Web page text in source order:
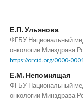
Е.П. Ульянова
ФГБУ Национальный
онкологии Минздрава
https://orcid.org/0000-
Е.М. Непомнящая
ФГБУ Национальный
онкологии Минздрава